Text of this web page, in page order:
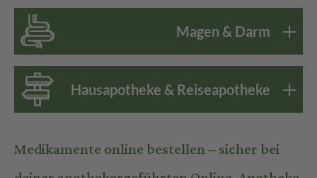
Medikamente online bestellen – sicher bei
Magen & Darm
Hausapotheke & Reiseapotheke